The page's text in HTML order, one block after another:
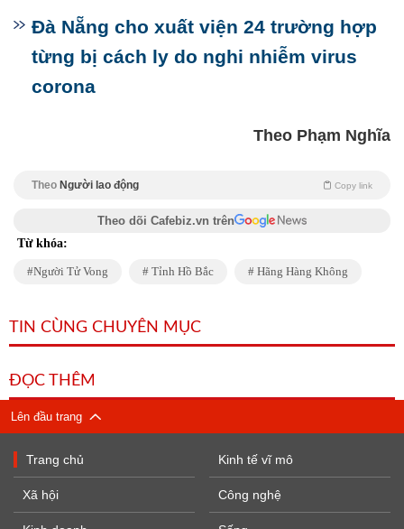
Đà Nẵng cho xuất viện 24 trường hợp
từng bị cách ly do nghi nhiễm virus
corona
Theo Phạm Nghĩa
Theo Người lao động Copy link
Theo dõi Cafebiz.vn trên
Từ khóa:
Người Tử Vong Tỉnh Hồ Bắc Hãng Hàng Không
TIN CÙNG CHUYÊN MỤC
ĐỌC THÊM
Lên đầu trang
Trang chủ
Xã hội
Kinh tế vĩ mô
Công nghệ